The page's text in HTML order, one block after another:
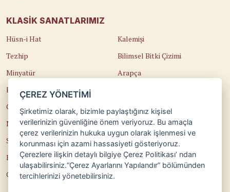
KLASIK SANATLARIMIZ
Hüsn-i Hat
Tezhip
Minyatür
Ebru
Çini
Naht
Sedef Kakma
Katı'
Cilt
Kalemişi
Bilimsel Bitki Çizimi
Arapça
Osmanlı Türkçesi
Edirnekari
Temel Sanat Eğitimi
Güzel Sanatlara Hazırlık
ÇEREZ YÖNETİMİ
Şirketimiz olarak, bizimle paylaştığınız kişisel
verilerinizin güvenliğine önem veriyoruz. Bu amaçla
çerez verilerinizin hukuka uygun olarak işlenmesi ve
korunması için azami hassasiyeti gösteriyoruz.
Çerezlere ilişkin detaylı bilgiye Çerez Politikası’ ndan
ulaşabilirsiniz.“Çerez Ayarlarını Yapılandır” bölümünden
tercihlerinizi yönetebilirsiniz.